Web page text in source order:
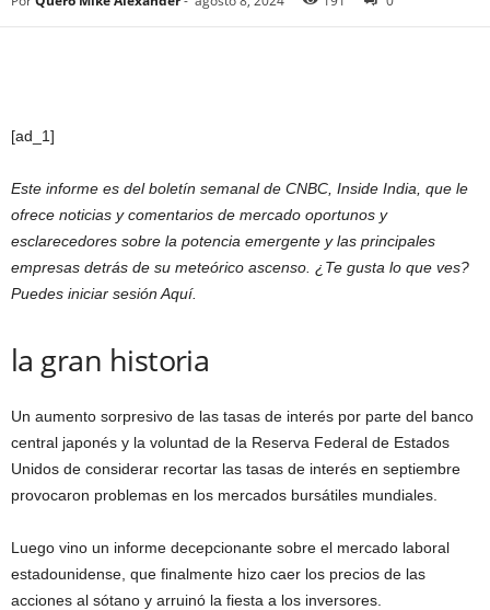
[ad_1]
Este informe es del boletín semanal de CNBC, Inside India, que le
ofrece noticias y comentarios de mercado oportunos y
esclarecedores sobre la potencia emergente y las principales
empresas detrás de su meteórico ascenso. ¿Te gusta lo que ves?
Puedes iniciar sesión Aquí.
la gran historia
Un aumento sorpresivo de las tasas de interés por parte del banco
central japonés y la voluntad de la Reserva Federal de Estados
Unidos de considerar recortar las tasas de interés en septiembre
provocaron problemas en los mercados bursátiles mundiales.
Luego vino un informe decepcionante sobre el mercado laboral
estadounidense, que finalmente hizo caer los precios de las
acciones al sótano y arruinó la fiesta a los inversores.